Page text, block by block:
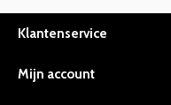
Klantenservice
Mijn account